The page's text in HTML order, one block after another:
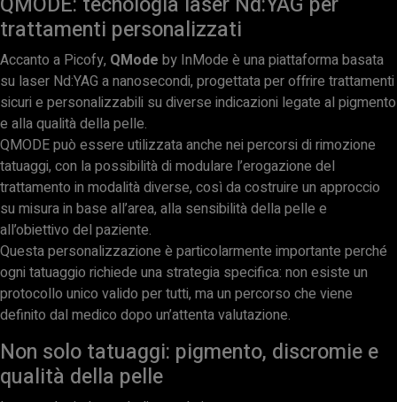
trattamenti personalizzati
Accanto a Picofy, QMode by InMode è una piattaforma basata
su laser Nd:YAG a nanosecondi, progettata per offrire trattamenti
sicuri e personalizzabili su diverse indicazioni legate al pigmento
e alla qualità della pelle.
QMODE può essere utilizzata anche nei percorsi di rimozione
tatuaggi, con la possibilità di modulare l’erogazione del
trattamento in modalità diverse, così da costruire un approccio
su misura in base all’area, alla sensibilità della pelle e
all’obiettivo del paziente.
Questa personalizzazione è particolarmente importante perché
ogni tatuaggio richiede una strategia specifica: non esiste un
protocollo unico valido per tutti, ma un percorso che viene
definito dal medico dopo un’attenta valutazione.
Non solo tatuaggi: pigmento, discromie e
qualità della pelle